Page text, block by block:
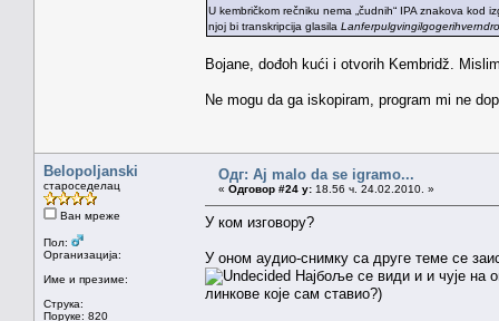
U kembričkom rečniku nema „čudnih“ IPA znakova kod
njoj bi transkripcija glasila
Bojane, dođoh kući i otvorih Kembridž.
Ne mogu da ga iskopiram, program mi ne
Belopoljanski
староседелац
Ван мреже
Пол:
Организација:
Име и презиме:
Струка:
Поруке: 820
Одг: Aj malo da se igramo...
« Одговор #24 у: 18.56 ч. 24.02.2010. »
У ком изговору?
У оном аудио-снимку са друге теме се
Најбоље се види и и чује на
линкове које сам ставио?)